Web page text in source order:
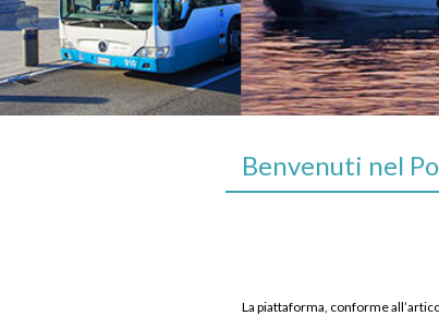
Benvenuti nel
La piattaforma, conforme